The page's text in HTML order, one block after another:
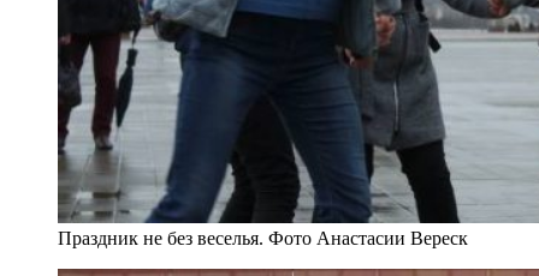
Праздник не без веселья. Фото Анастасии Вереск